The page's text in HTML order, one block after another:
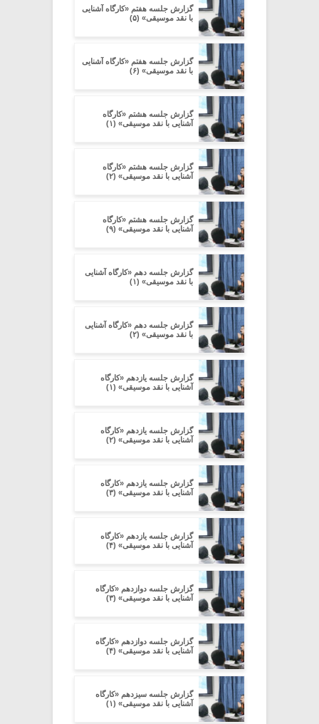
گزارش جلسه هفتم «کارگاه آشنایی
با نقد موسیقی» (۵)
گزارش جلسه هفتم «کارگاه آشنایی
با نقد موسیقی» (۶)
گزارش جلسه هشتم «کارگاه
آشنایی با نقد موسیقی» (۱)
گزارش جلسه هشتم «کارگاه
آشنایی با نقد موسیقی» (۲)
گزارش جلسه هشتم «کارگاه
آشنایی با نقد موسیقی» (۹)
گزارش جلسه دهم «کارگاه آشنایی
با نقد موسیقی» (۱)
گزارش جلسه دهم «کارگاه آشنایی
با نقد موسیقی» (۲)
گزارش جلسه یازدهم «کارگاه
آشنایی با نقد موسیقی» (۱)
گزارش جلسه یازدهم «کارگاه
آشنایی با نقد موسیقی» (۲)
گزارش جلسه یازدهم «کارگاه
آشنایی با نقد موسیقی» (۳)
گزارش جلسه یازدهم «کارگاه
آشنایی با نقد موسیقی» (۴)
گزارش جلسه دوازدهم «کارگاه
آشنایی با نقد موسیقی» (۳)
گزارش جلسه دوازدهم «کارگاه
آشنایی با نقد موسیقی» (۴)
گزارش جلسه سیزدهم «کارگاه
آشنایی با نقد موسیقی» (۱)